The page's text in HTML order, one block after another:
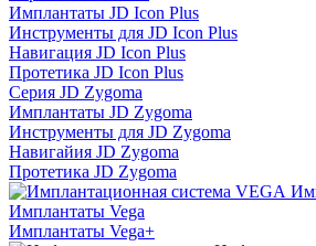
Имплантаты JD Icon Plus
Инструменты для JD Icon Plus
Навигация JD Icon Plus
Протетика JD Icon Plus
Серия JD Zygoma
Имплантаты JD Zygoma
Инструменты для JD Zygoma
Навигайия JD Zygoma
Протетика JD Zygoma
Имплантаты Vega
Имплантаты Vega+